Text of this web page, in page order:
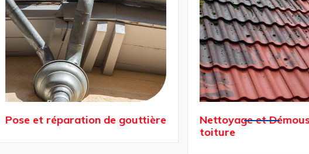
Pose et réparation de gouttière
Nettoyage et
toiture